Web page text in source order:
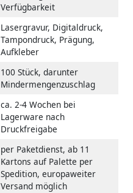
Verfügbarkeit
Lasergravur, Digitaldruck,
Tampondruck, Prägung,
Aufkleber
100 Stück, darunter
Mindermengenzuschlag
ca. 2-4 Wochen bei
Lagerware nach
Druckfreigabe
per Paketdienst, ab 11
Kartons auf Palette per
Spedition, europaweiter
Versand möglich